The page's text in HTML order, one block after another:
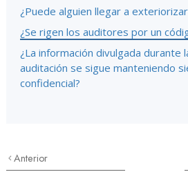
¿Puede alguien llegar a
¿Se rigen los auditores por un
¿La información divulgada durante
auditación se sigue manteniendo
confidencial?
Anterior